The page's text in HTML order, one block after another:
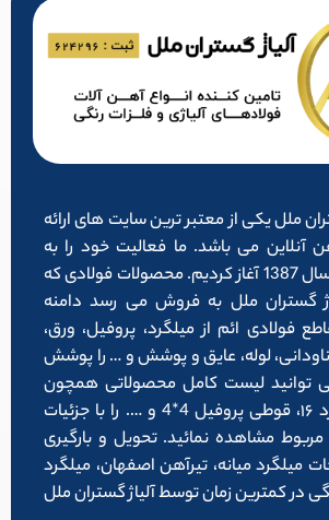
ملل یکی از معتبر ترین سایت های ارائه
می باشد. ما فعالیت خود را به
صورت حرفه ای از سال 1387 آغاز کردیم. محصولات فولادی که
گستران ملل به فروش می رسد دامنه
فولادی ائم از میلگرد، پروفیل، ورق،
لوله، عایق و پوشش و … را پوشش
لیست کامل محصولاتی همچون
تیرآهن 14، میلگرد ۱۶، قوطی پروفیل 4*4 و …. را با جزئیات
مشاهده نمائید. تحویل و بارگیری
میلگرد میانه، تیرآهن اصفهان، میلگرد
در کمترین زمان توسط آلیاژ گستران ملل